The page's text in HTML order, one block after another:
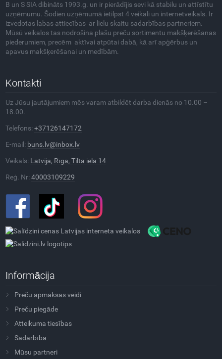
B un S SIA dibināts 1993.g. un ir pierādījis sevi kā stabilu un attīstītu
uzņēmumu. Šodien uzņēmumā ietilpst 4 veikali un internetveikals. Ir
izvedotas labas attiecības ar lielu skaitu sadarbības partneriem.
Mūsū veikalos tas nodrošina plašu preču sortimentu makšķerēšanas
piederumiem, precēm aktīvai atpūtai dabā, kā arī apģērbus un
apavus makšķerēšanai un medībām.
Kontakti
Uz Jūsu jautājumiem mēs varam atbildēt darba dienās no 10.00 –
18.00.
Telefons:+37126147172
E-mail: buns.lv@inbox.lv
Veikals: Latvija, Rīga, Tilta iela 14
Reģ. Nr:40003109229
Informācija
Preču apmaksas veidi
Preču piegāde
Atteikuma tiesības
Sadarbība
Mūsu partneri